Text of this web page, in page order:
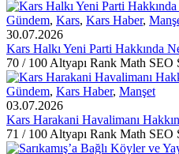
Gündem, Kars, Kars Haber,
30.07.2026
Kars Halkı Yeni Parti Hakkında
70 / 100 Altyapı Rank Math SEO
Gündem, Kars Haber, Manşet
03.07.2026
Kars Harakani Havalimanı
71 / 100 Altyapı Rank Math SEO